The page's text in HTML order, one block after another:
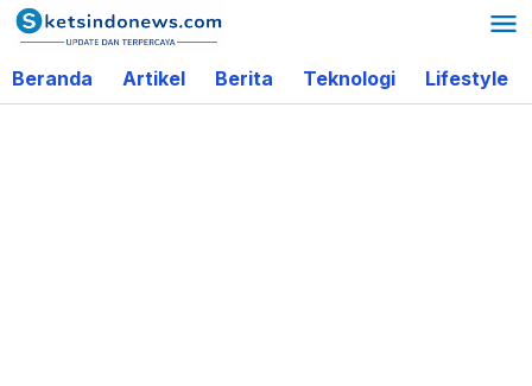
Lewati
ke
konten
Beranda Artikel Berita Teknologi Lifestyle